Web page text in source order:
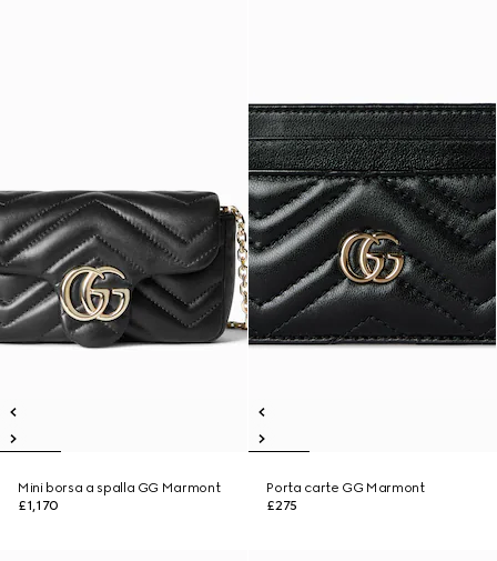
Mini borsa a spalla GG Marmont
£1,170
Porta carte GG Marmont
£275